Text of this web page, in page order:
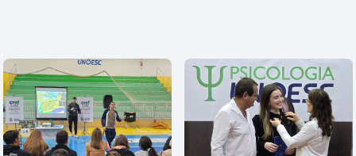
Editora
Rádio